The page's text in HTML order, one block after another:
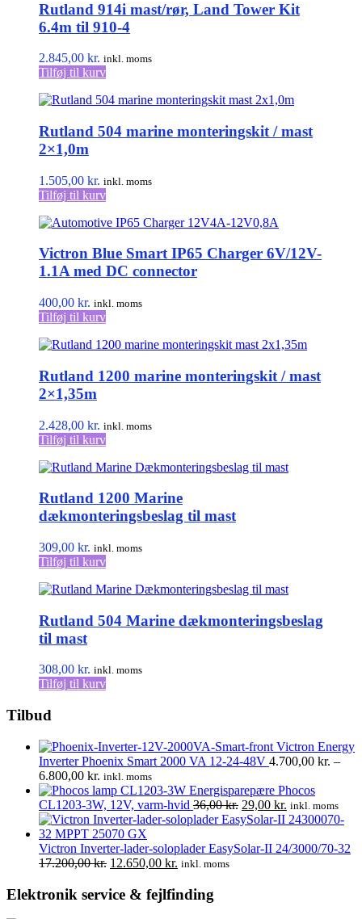
Rutland 914i mast/rør, Land Tower Kit
6.4m til 910-4
2.845,00 kr. inkl. moms
Tilføj til kurv
Rutland 504 marine monteringskit / mast
2×1,0m
1.505,00 kr. inkl. moms
Tilføj til kurv
Victron Blue Smart IP65 Charger 6V/12V-
1.1A med DC connector
400,00 kr. inkl. moms
Tilføj til kurv
Rutland 1200 marine monteringskit / mast
2×1,35m
2.428,00 kr. inkl. moms
Tilføj til kurv
Rutland 1200 Marine
dækmonteringsbeslag til mast
309,00 kr. inkl. moms
Tilføj til kurv
Rutland 504 Marine dækmonteringsbeslag
til mast
308,00 kr. inkl. moms
Tilføj til kurv
Tilbud
Victron Energy
Inverter Phoenix Smart 2000 VA 12-24-48V 4.700,00 kr. –
6.800,00 kr. Prisinterval:
4.700,00 kr.
til
6.800,00 kr.
inkl. moms
Energisparepære Phocos
CL1203-3W, 12V, varm-hvid 36,00kr. Den
oprindelige
var:
29,00 kr. Den
aktuelle
er:
inkl. moms
Victron Inverter-lader-soloplader EasySolar-II 24/3000/70-32
17.200,00kr. Den
pris
12.650,00 kr. Den
pris
inkl. moms
Elektronik service & fejlfinding